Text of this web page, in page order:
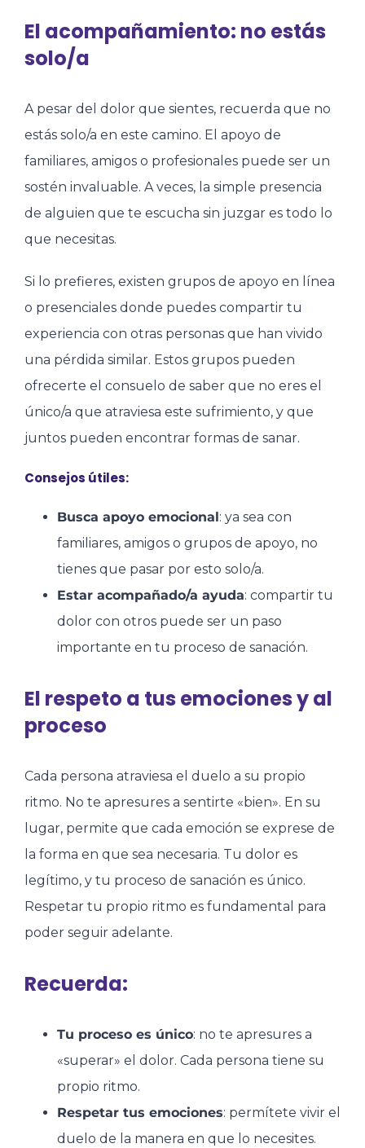
El acompañamiento: no estás
solo/a
A pesar del dolor que sientes, recuerda que no
estás solo/a en este camino. El apoyo de
familiares, amigos o profesionales puede ser un
sostén invaluable. A veces, la simple presencia
de alguien que te escucha sin juzgar es todo lo
que necesitas.
Si lo prefieres, existen grupos de apoyo en línea
o presenciales donde puedes compartir tu
experiencia con otras personas que han vivido
una pérdida similar. Estos grupos pueden
ofrecerte el consuelo de saber que no eres el
único/a que atraviesa este sufrimiento, y que
juntos pueden encontrar formas de sanar.
Consejos útiles:
Busca apoyo emocional: ya sea con
familiares, amigos o grupos de apoyo, no
tienes que pasar por esto solo/a.
Estar acompañado/a ayuda: compartir tu
dolor con otros puede ser un paso
importante en tu proceso de sanación.
El respeto a tus emociones y al
proceso
Cada persona atraviesa el duelo a su propio
ritmo. No te apresures a sentirte «bien». En su
lugar, permite que cada emoción se exprese de
la forma en que sea necesaria. Tu dolor es
legítimo, y tu proceso de sanación es único.
Respetar tu propio ritmo es fundamental para
poder seguir adelante.
Recuerda:
Tu proceso es único: no te apresures a
«superar» el dolor. Cada persona tiene su
propio ritmo.
Respetar tus emociones: permítete vivir el
duelo de la manera en que lo necesites.